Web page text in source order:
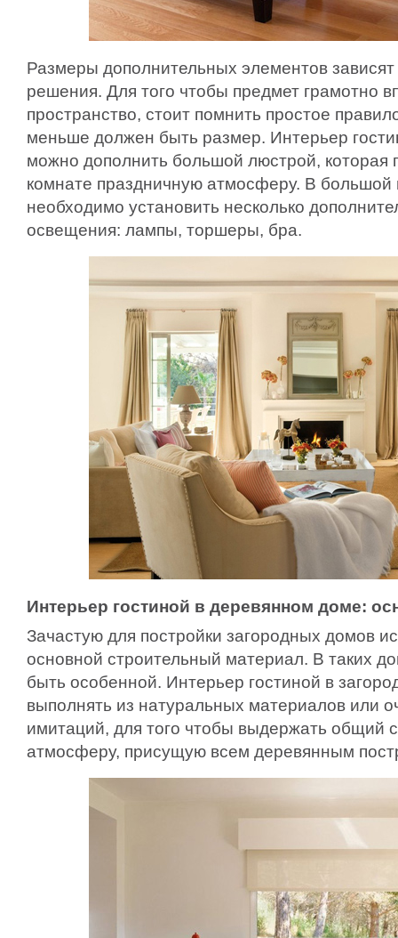
Размеры дополнительных элементов зависят
решения. Для того чтобы предмет грамотно
пространство, стоит помнить простое
меньше должен быть размер. Интерьер
можно дополнить большой люстрой, которая
комнате праздничную атмосферу. В большой
необходимо установить несколько
освещения: лампы, торшеры, бра.
Интерьер гостиной в деревянном доме:
Зачастую для постройки загородных домов
основной строительный материал. В таких
быть особенной. Интерьер гостиной в
выполнять из натуральных материалов или
имитаций, для того чтобы выдержать общий
атмосферу, присущую всем деревянным